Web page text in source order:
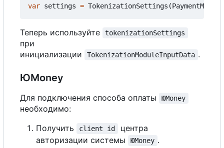
var settings = TokenizationSettings (
Теперь используйте tokenizationSettings
при
инициализации
TokenizationModuleInputData .
ЮMoney
Для подключения способа оплаты ЮMoney
необходимо:
Получить
client id
центра
авторизации системы
ЮMoney .